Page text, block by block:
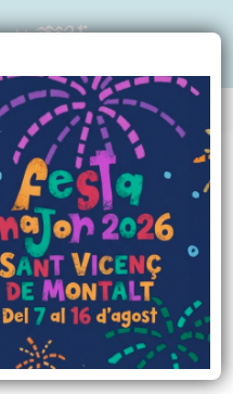
de
del dia 1
de 2021